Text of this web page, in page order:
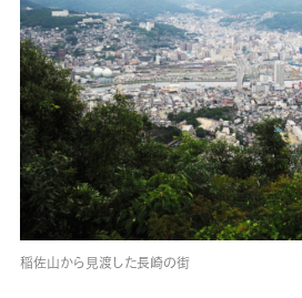
稲佐山から見渡した長崎の街